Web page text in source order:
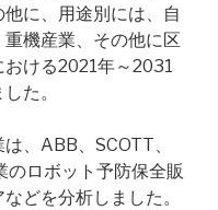
に、用途別には、自
機産業、その他に区
ける2021年～2031
た。
、ABB、SCOTT、
ロボット予防保全販
どを分析しました。